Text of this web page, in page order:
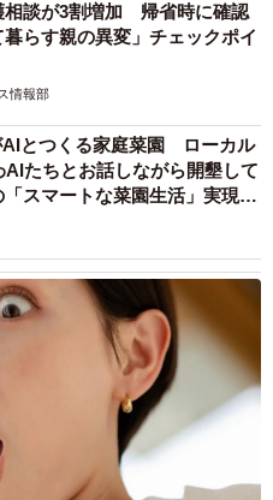
相談が3割増加 帰省時に確認
暮らす親の異変」チェックポイ
情報部
AIとつくる家庭菜園 ローカル
たちとお話しながら開墾して
スマートな菜園生活」実現な